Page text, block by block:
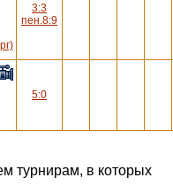
3:3
пен.8:9
5:0
турнирам, в которых